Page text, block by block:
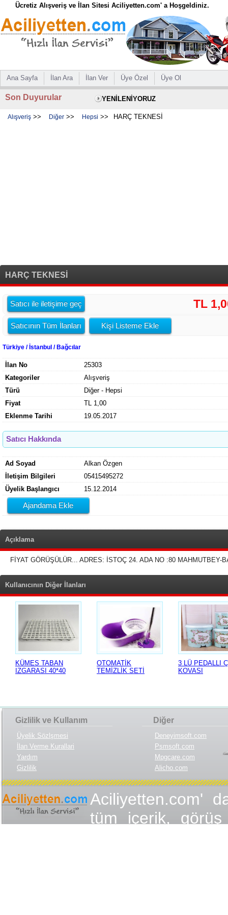
Ücretiz Alışveriş ve İlan Sitesi Aciliyetten.com' a Hoşgeldiniz.
Ana Sayfa İlan Ara İlan Ver Üye Özel Üye Ol
Son Duyurular YENİLENİYORUZ
Alışveriş >> Diğer >> Hepsi >> HARÇ TEKNESİ
HARÇ TEKNESİ
Satıcı ile iletişime geç TL
Satıcının Tüm İlanları Kişi Listeme Ekle
Türkiye / İstanbul / Bağcılar
İlan No
25303
Kategoriler
Alışveriş
Türü
Diğer - Hepsi
Fiyat
TL 1,00
Eklenme Tarihi
19.05.2017
Satıcı Hakkında
Ad Soyad
Alkan Özgen
İletişim Bilgileri
05415495272
Üyelik Başlangıcı
15.12.2014
Ajandama Ekle
Açıklama
FİYAT GÖRÜŞÜLÜR... ADRES: İSTOÇ 24. ADA NO :80
Kullanıcının Diğer İlanları
KÜMES TABAN
IZGARASI 40*40
OTOMATİK
TEMİZLİK SETİ
3 LÜ PEDALLI
KOVASI
Gizlilik ve Kullanım
Üyelik Sözlşmesi
İlan Verme Kurallari
Yardım
Gizlilik
Diğer
Deneyimsoft.com
Psmsoft.com
Mpgcare.com
Alicho.com
Aciliyetten.com'
tüm içerik,